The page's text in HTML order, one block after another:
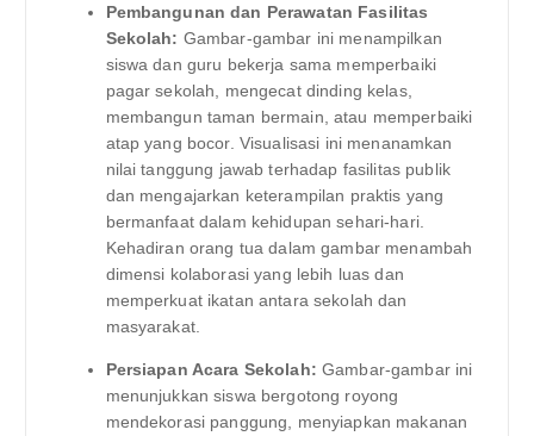
Pembangunan dan Perawatan Fasilitas
Sekolah: Gambar-gambar ini menampilkan
siswa dan guru bekerja sama memperbaiki
pagar sekolah, mengecat dinding kelas,
membangun taman bermain, atau memperbaiki
atap yang bocor. Visualisasi ini menanamkan
nilai tanggung jawab terhadap fasilitas publik
dan mengajarkan keterampilan praktis yang
bermanfaat dalam kehidupan sehari-hari.
Kehadiran orang tua dalam gambar menambah
dimensi kolaborasi yang lebih luas dan
memperkuat ikatan antara sekolah dan
masyarakat.
Persiapan Acara Sekolah: Gambar-gambar ini
menunjukkan siswa bergotong royong
mendekorasi panggung, menyiapkan makanan